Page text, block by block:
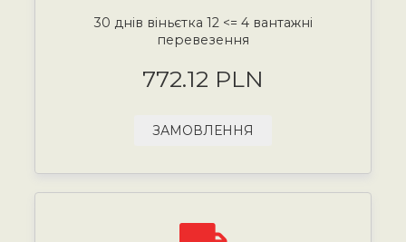
30 днів віньєтка 12 <= 4 вантажні
перевезення
772.12 PLN
ЗАМОВЛЕННЯ